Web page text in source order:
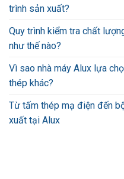
trình sản xuất?
Quy trình kiểm tra chất
như thế nào?
Vì sao nhà máy Alux lựa
thép khác?
Từ tấm thép mạ điện đến
xuất tại Alux